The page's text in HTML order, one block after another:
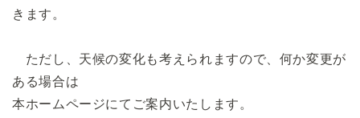
きます。
ただし、天候の変化も考えられますので、何か変更が
ある場合は
本ホームページにてご案内いたします。